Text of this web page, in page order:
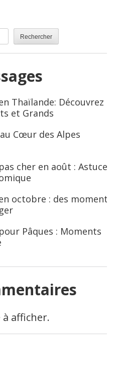
Rechercher
Thaïlande: Découvrez
et Grands
Cœur des Alpes
cher en août : Astuces
octobre : des moments
Pâques : Moments
afficher.